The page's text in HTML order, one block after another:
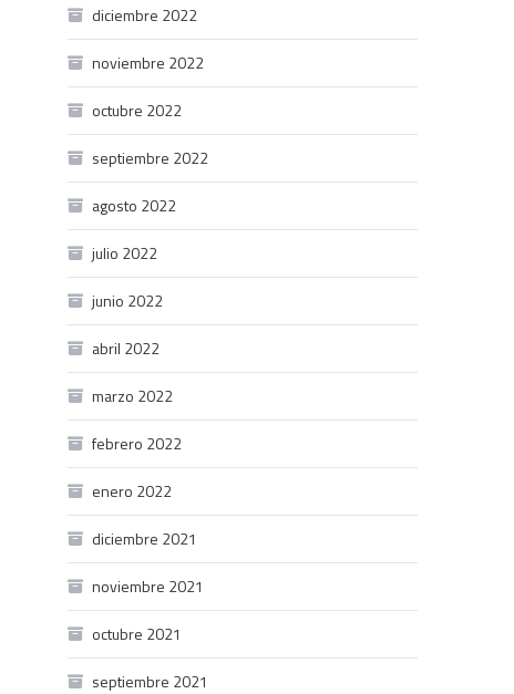
diciembre 2022
noviembre 2022
octubre 2022
septiembre 2022
agosto 2022
julio 2022
junio 2022
abril 2022
marzo 2022
febrero 2022
enero 2022
diciembre 2021
noviembre 2021
octubre 2021
septiembre 2021